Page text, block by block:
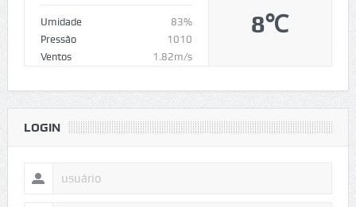
Umidade
83%
Pressão
1010
Ventos
1.82m/s
8℃
LOGIN